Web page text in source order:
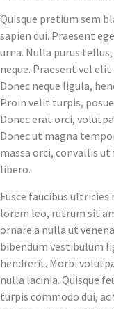
Quisque pretium sem
sapien dui. Praesent
urna. Nulla purus
neque. Praesent vel
Donec neque ligula,
Proin velit turpis,
Donec erat orci,
Donec ut magna
massa orci, convallis ut
libero.
Fusce faucibus
lorem leo, rutrum sit
ornare a nulla ut
bibendum vestibulum
hendrerit. Morbi
nulla lacinia. Quisque
turpis commodo dui,